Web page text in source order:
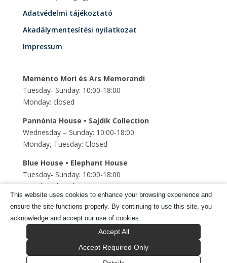
Adatvédelmi tájékoztató
Akadálymentesítési nyilatkozat
Impressum
Memento Mori és Ars Memorandi
Tuesday- Sunday: 10:00-18:00
Monday: closed
Pannónia House • Sajdik Collection
Wednesday – Sunday: 10:00-18:00
Monday, Tuesday: Closed
Blue House • Elephant House
Tuesday- Sunday: 10:00-18:00
Monday: closed
Szent Mihály Underground church
Tuesday- Sunday: 10:00-18:00
Monday: closed
Tragor Ignác Múzeum © 2025 Minden jog fenntartva.
This website uses cookies to enhance your browsing experience and
ensure the site functions properly. By continuing to use this site, you
acknowledge and accept our use of cookies.
Accept All
Accept Required Only